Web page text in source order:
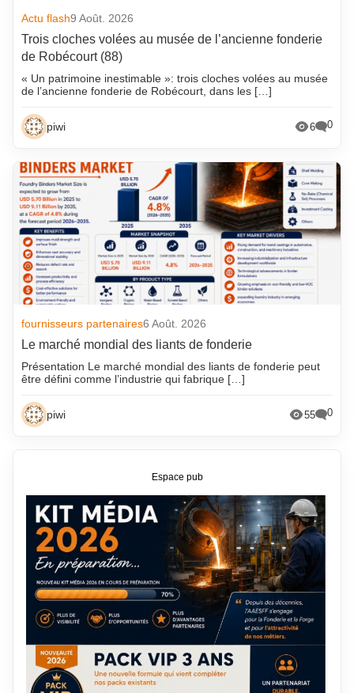
Actu flash9 Août. 2026
Trois cloches volées au musée de l’ancienne fonderie
de Robécourt (88)
« Un patrimoine inestimable »: trois cloches volées au musée
de l’ancienne fonderie de Robécourt, dans les […]
piwi 6 0
fournisseurs partenaires6 Août. 2026
Le marché mondial des liants de fonderie
Présentation Le marché mondial des liants de fonderie peut
être défini comme l’industrie qui fabrique […]
piwi 55 0
Espace pub